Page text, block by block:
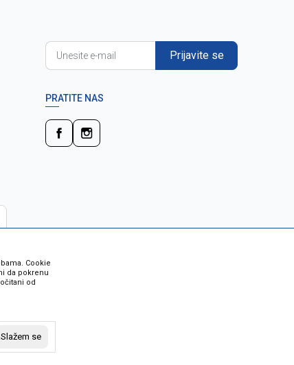
Prijavite se
PRATITE NAS
informacije kompletne i bez
možete provjeriti besplatnim
Cookie
da pokrenu
od
Slažem se